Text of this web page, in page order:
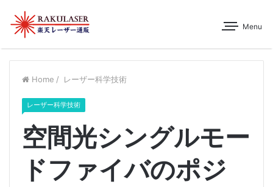
Menu
Home / レーザー科学技術
レーザー科学技術
空間光シングルモー
ドファイバのポジ